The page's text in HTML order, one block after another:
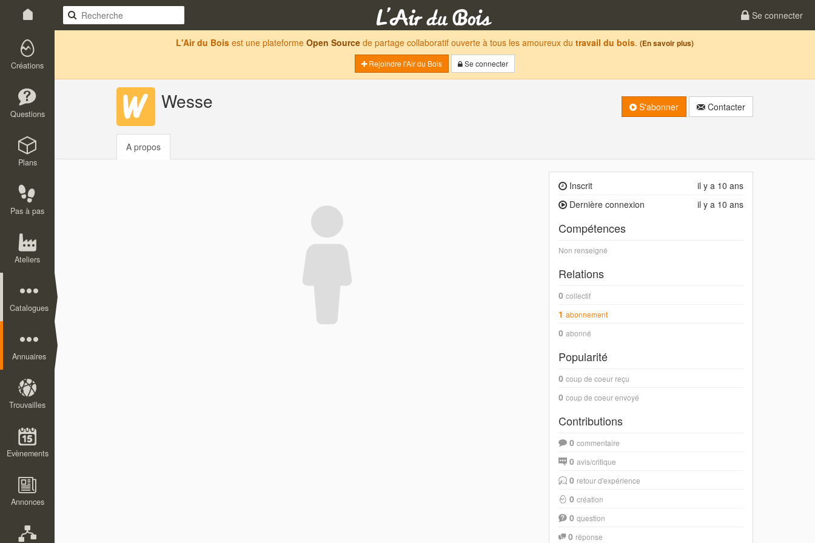
Se connecter
Créations
Questions
Plans
Pas à pas
Ateliers
Catalogues
Annuaires
Trouvailles
Evènements
Annonces
L'Air du Bois est une plateforme Open Source de partage collaboratif ouverte à tous les amoureux du travail du bois. (En savoir plus)
Rejoindre l'Air du Bois
Se connecter
Wesse S'abonner Contacter
A propos
il y a 10 ans
Inscrit
il y a 10 ans
Dernière connexion
Compétences
Non renseigné
Relations
0 collectif
1 abonnement
0 abonné
Popularité
0 coup de coeur reçu
0 coup de coeur envoyé
Contributions
0 commentaire
0 avis/critique
0 retour d'expérience
0 création
0 question
0 réponse